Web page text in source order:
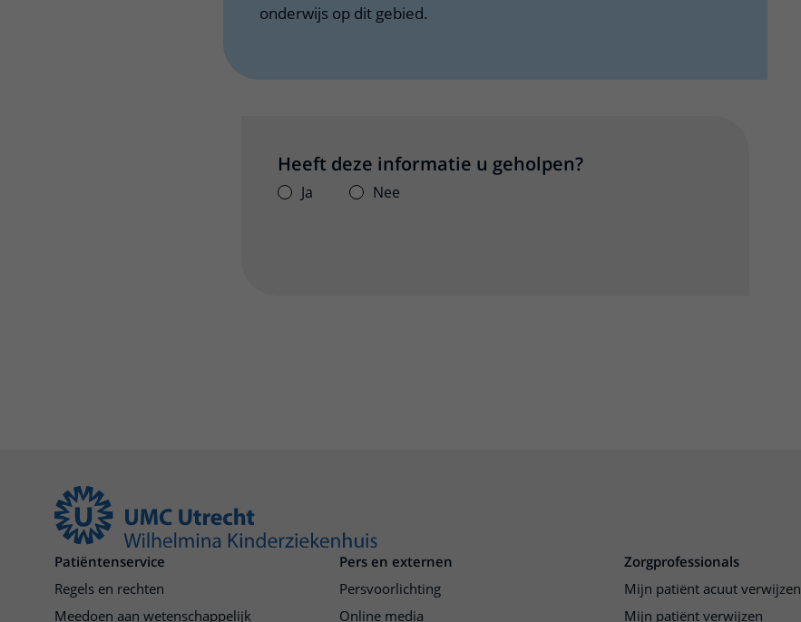
onderwijs op dit gebied.
Heeft deze informatie u geholpen?
Ja Nee
Patiëntenservice
Regels en rechten
Meedoen aan wetenschappelijk
Pers en externen
Persvoorlichting
Online media
Zorgprofessionals
Mijn patiënt acuut verwijzen
Mijn patiënt verwijzen